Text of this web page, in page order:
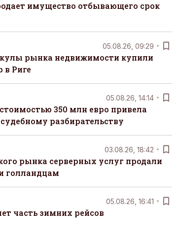
имущество отбывающего срок
05.08.26, 09:29
рынка недвижимости купили
в Риге
05.08.26, 14:14
350 млн евро привела
разбирательству
03.08.26, 18:42
рынка серверных услуг продали
голландцам
05.08.26, 16:41
часть зимних рейсов